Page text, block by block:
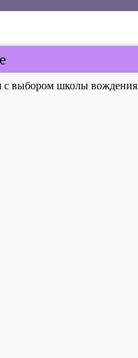
с выбором школы вождения